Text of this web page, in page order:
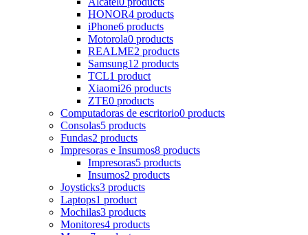
HONOR4 products
iPhone6 products
Motorola0 products
REALME2 products
Samsung12 products
TCL1 product
Xiaomi26 products
ZTE0 products
Computadoras de escritorio0 products
Consolas5 products
Fundas2 products
Impresoras e Insumos8 products
Impresoras5 products
Insumos2 products
Joysticks3 products
Laptops1 product
Mochilas3 products
Monitores4 products